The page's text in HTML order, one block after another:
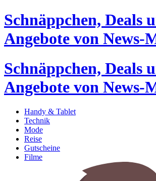
Schnäppchen, Deals
Angebote von News-
Schnäppchen, Deals
Angebote von News-
Handy & Tablet
Technik
Mode
Reise
Gutscheine
Filme